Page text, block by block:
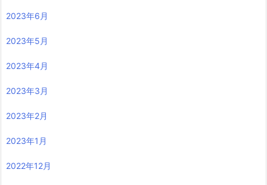
2023年6月
2023年5月
2023年4月
2023年3月
2023年2月
2023年1月
2022年12月